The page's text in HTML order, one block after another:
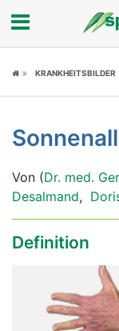
Fokus
Symptome
News
Rubriken
KRANKHEITSBILDER
Von (Dr. med.
Desalmand,
Definition